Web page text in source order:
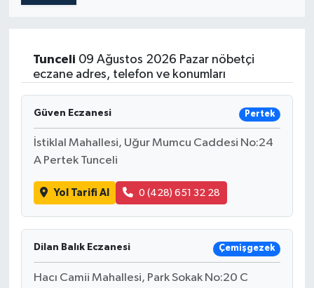
Tunceli 09 Ağustos 2026 Pazar nöbetçi
eczane adres, telefon ve konumları
Güven Eczanesi Pertek
İstiklal Mahallesi, Uğur Mumcu Caddesi No:24
A Pertek Tunceli
Yol Tarifi Al 0 (428) 651 32 28
Dilan Balık Eczanesi Çemişgezek
Hacı Camii Mahallesi, Park Sokak No:20 C